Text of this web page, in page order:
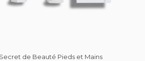
de Beauté Pieds et Mains